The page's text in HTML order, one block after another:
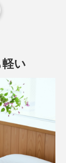
圧を分散させ
沈み込み、硬
きて、接触す
が、介護現場
アドバンスの
い